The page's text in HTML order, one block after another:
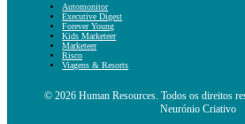
Automonitor
Executive Digest
Forever Young
Kids Marketeer
Marketeer
Risco
Viagens & Resorts
© 2026 Human Resources. Todos os direitos
Neurónio Criativo